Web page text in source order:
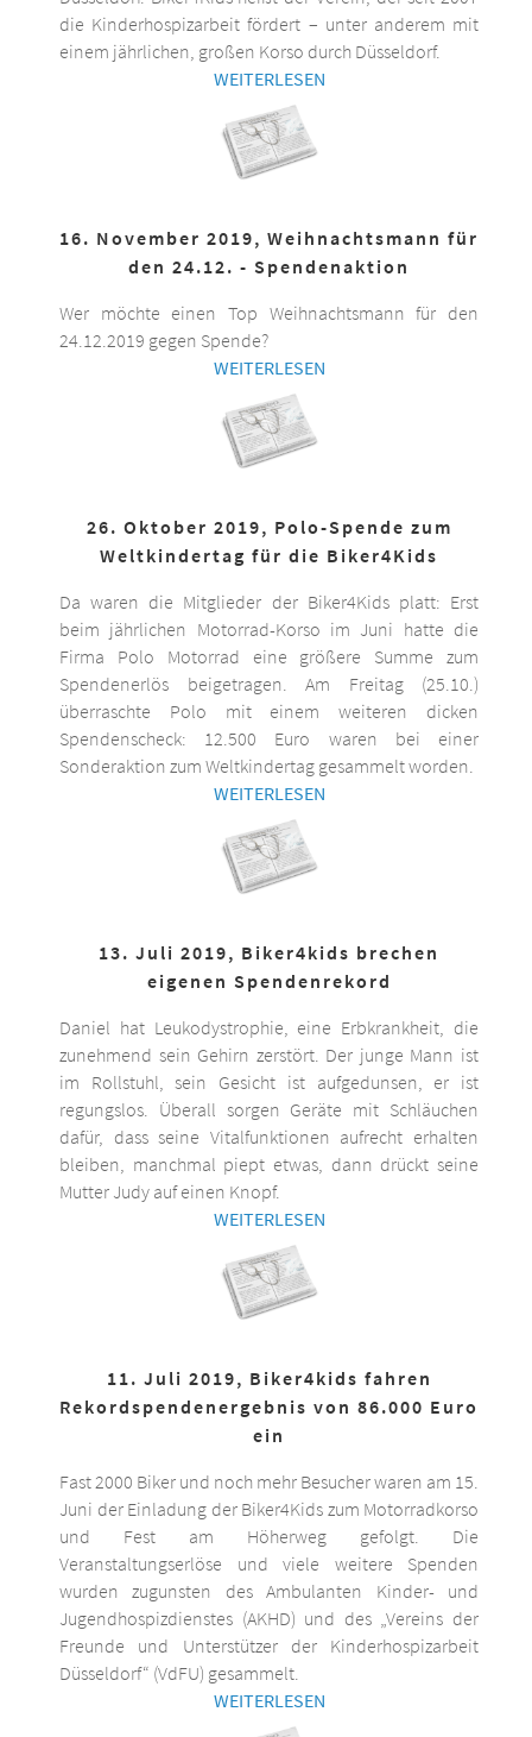
die Kinderhospizarbeit fördert – unter anderem mit
einem jährlichen, großen Korso durch Düsseldorf.
WEITERLESEN
16. November 2019, Weihnachtsmann für
den 24.12. - Spendenaktion
Wer möchte einen Top Weihnachtsmann für den
24.12.2019 gegen Spende?
WEITERLESEN
26. Oktober 2019, Polo-Spende zum
Weltkindertag für die Biker4Kids
Da waren die Mitglieder der Biker4Kids platt: Erst
beim jährlichen Motorrad-Korso im Juni hatte die
Firma Polo Motorrad eine größere Summe zum
Spendenerlös beigetragen. Am Freitag (25.10.)
überraschte Polo mit einem weiteren dicken
Spendenscheck: 12.500 Euro waren bei einer
Sonderaktion zum Weltkindertag gesammelt worden.
WEITERLESEN
13. Juli 2019, Biker4kids brechen
eigenen Spendenrekord
Daniel hat Leukodystrophie, eine Erbkrankheit, die
zunehmend sein Gehirn zerstört. Der junge Mann ist
im Rollstuhl, sein Gesicht ist aufgedunsen, er ist
regungslos. Überall sorgen Geräte mit Schläuchen
dafür, dass seine Vitalfunktionen aufrecht erhalten
bleiben, manchmal piept etwas, dann drückt seine
Mutter Judy auf einen Knopf.
WEITERLESEN
11. Juli 2019, Biker4kids fahren
Rekordspendenergebnis von 86.000 Euro
ein
Fast 2000 Biker und noch mehr Besucher waren am 15.
Juni der Einladung der Biker4Kids zum Motorradkorso
und Fest am Höherweg gefolgt. Die
Veranstaltungserlöse und viele weitere Spenden
wurden zugunsten des Ambulanten Kinder- und
Jugendhospizdienstes (AKHD) und des „Vereins der
Freunde und Unterstützer der Kinderhospizarbeit
Düsseldorf“ (VdFU) gesammelt.
WEITERLESEN